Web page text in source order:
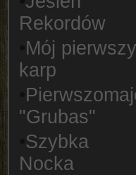
Rekordów
Mój pierwszy
karp
"Grubas"
Szybka
Nocka